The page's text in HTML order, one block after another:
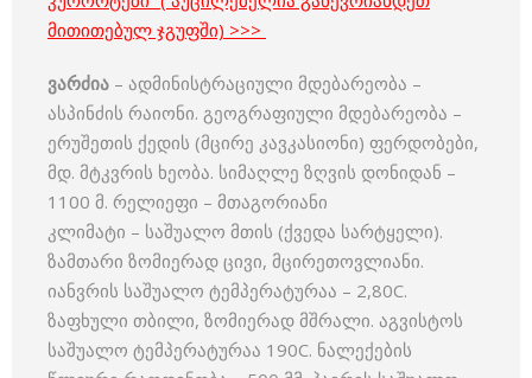
მითითებულ ჯგუფში) >>>
ვარძია – ადმინისტრაციული მდებარეობა –
ასპინძის რაიონი. გეოგრაფიული მდებარეობა –
ერუშეთის ქედის (მცირე კავკასიონი) ფერდობები,
მდ. მტკვრის ხეობა. სიმაღლე ზღვის დონიდან –
1100 მ. რელიეფი – მთაგორიანი
კლიმატი – საშუალო მთის (ქვედა სარტყელი).
ზამთარი ზომიერად ცივი, მცირეთოვლიანი.
იანვრის საშუალო ტემპერატურაა – 2,80C.
ზაფხული თბილი, ზომიერად მშრალი. აგვისტოს
საშუალო ტემპერატურაა 190C. ნალექების